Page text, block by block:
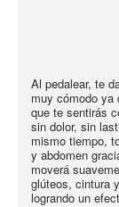
Al pedalear, te
muy cómodo ya
que te sentirás
sin dolor, sin
mismo tiempo,
y abdomen
moverá
glúteos, cintura
logrando un